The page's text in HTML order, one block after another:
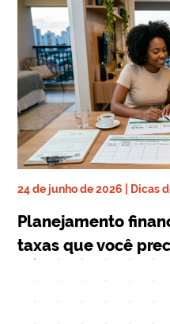
24 de junho de 2026 | Dicas
Planejamento
taxas que você